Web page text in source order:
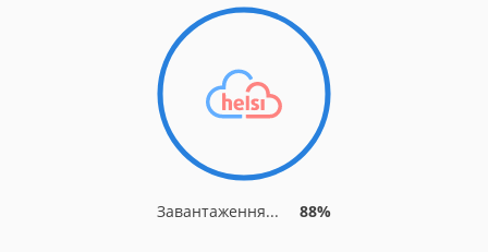
Завантаження... 88%